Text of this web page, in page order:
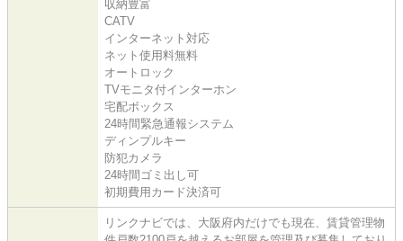
収納豊富
CATV
インターネット対応
ネット使用料無料
オートロック
TVモニタ付インターホン
宅配ボックス
24時間緊急通報システム
ディンプルキー
防犯カメラ
24時間ゴミ出し可
初期費用カード決済可
リンクナビでは、大阪府内だけでも現在、賃貸管理物